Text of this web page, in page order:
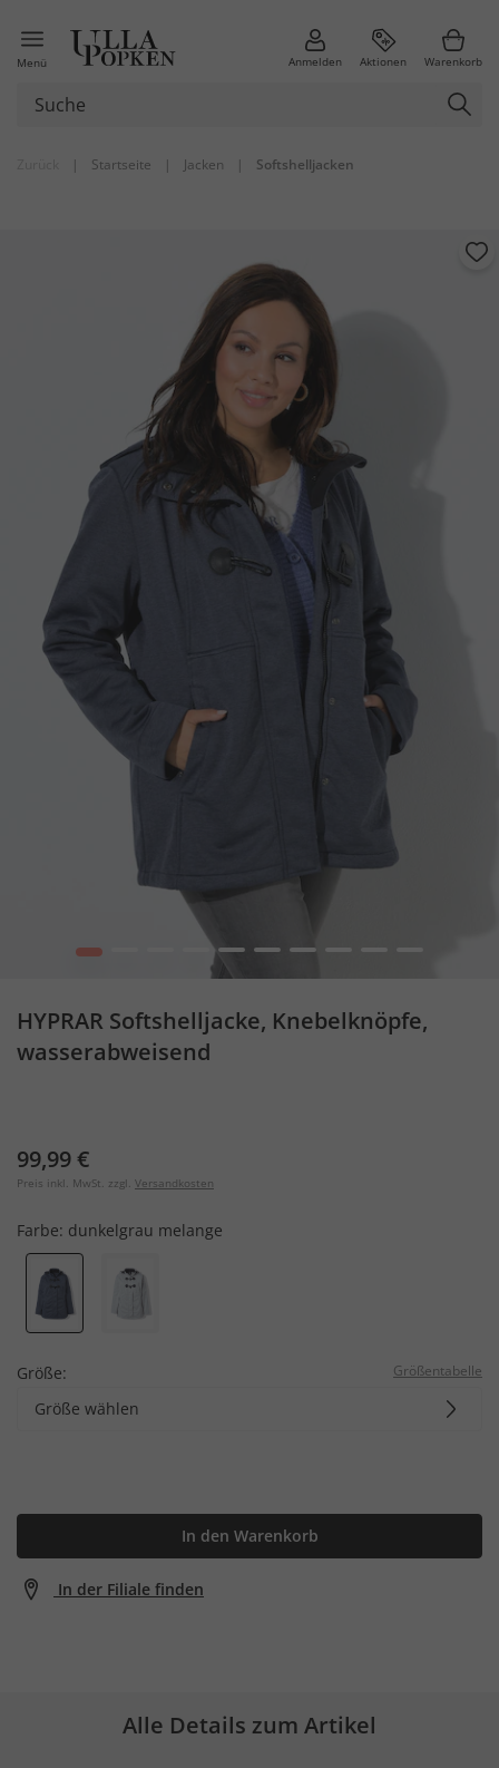
Menü Anmelden Aktionen Warenkorb
| Startseite | Jacken | Softshelljacken
1 5 6 7 8 9
HYPRAR Softshelljacke, Knebelknöpfe,
wasserabweisend
99,99 €
Preis inkl. MwSt. zzgl. Versandkosten
Farbe: dunkelgrau melange
Größe: Größentabelle
Größe wählen
In den Warenkorb
In der Filiale finden
Alle Details zum Artikel